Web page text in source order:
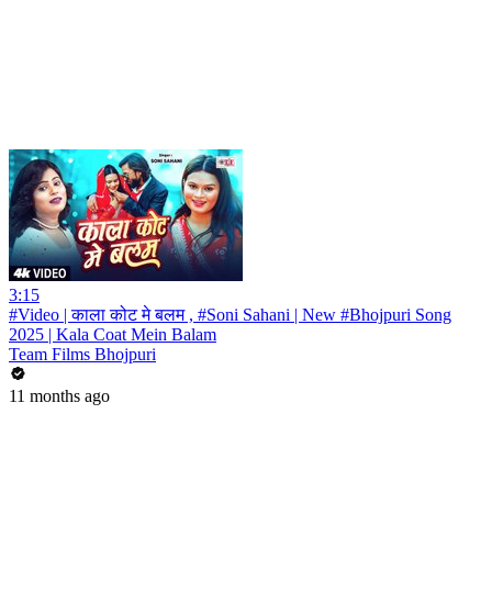
3:15
#Video | काला कोट मे बलम , #Soni Sahani | New #Bhojpuri Song
2025 | Kala Coat Mein Balam
Team Films Bhojpuri
11 months ago